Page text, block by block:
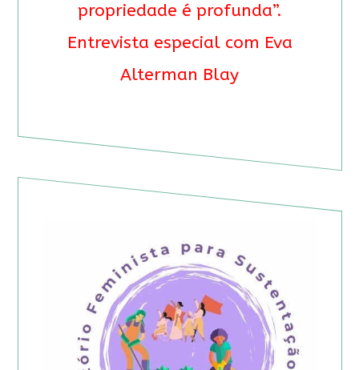
propriedade é profunda”.
Entrevista especial com Eva
Alterman Blay